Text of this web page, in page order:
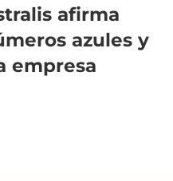
afirma
azules y
empresa